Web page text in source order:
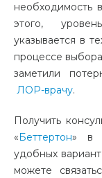
необходимость
этого,
указывается в
процессе
заметили
ЛОР-врачу.
Получить
«Беттертон» в
удобных
можете